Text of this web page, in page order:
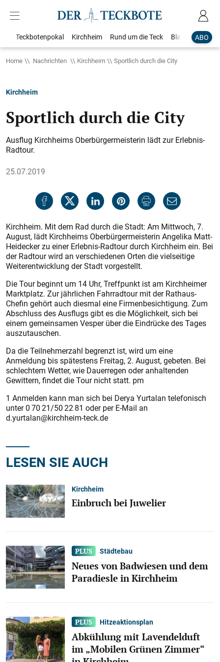
ABO
Teckbotenpokal Kirchheim Rund um die Teck Blaulicht
Home Nachrichten Kirchheim Sportlich durch die City
Kirchheim
Sportlich durch die City
Ausflug Kirchheims Oberbürgermeisterin lädt zur Erlebnis-
Radtour.
25.07.2019
Kirchheim. Mit dem Rad durch die Stadt: Am Mittwoch, 7.
August, lädt Kirchheims Oberbürgermeisterin Angelika Matt-
Heidecker zu einer Erlebnis-Radtour durch Kirchheim ein. Bei
der Radtour wird an verschiedenen Orten die vielseitige
Weiterentwicklung der Stadt vorgestellt.
Die Tour beginnt um 14 Uhr, Treffpunkt ist am Kirchheimer
Marktplatz. Zur jährlichen Fahrradtour mit der Rathaus-
Chefin gehört auch diesmal eine Firmenbesichtigung. Zum
Abschluss des Ausflugs gibt es die Möglichkeit, sich bei
einem gemeinsamen Vesper über die Eindrücke des Tages
auszutauschen.
Da die Teilnehmerzahl begrenzt ist, wird um eine
Anmeldung bis spätestens Freitag, 2. August, gebeten. Bei
schlechtem Wetter, wie Dauerregen oder anhaltenden
Gewittern, findet die Tour nicht statt. pm
1 Anmelden kann man sich bei Derya Yurtalan telefonisch
unter 0 70 21/50 22 81 oder per E-Mail an
d.yurtalan@kirchheim-teck.de
LESEN SIE AUCH
Kirchheim
Einbruch bei Juwelier
Städtebau
Neues von Badwiesen und dem
Paradiesle in Kirchheim
Hitzeaktionsplan
Abkühlung mit Lavendelduft
im „Mobilen Grünen Zimmer“